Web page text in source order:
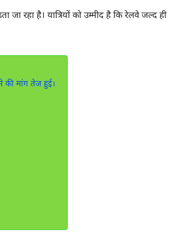
जा रहा है। यात्रियों को उम्मीद है कि रेलवे जल्द ही
की मांग तेज हुई।